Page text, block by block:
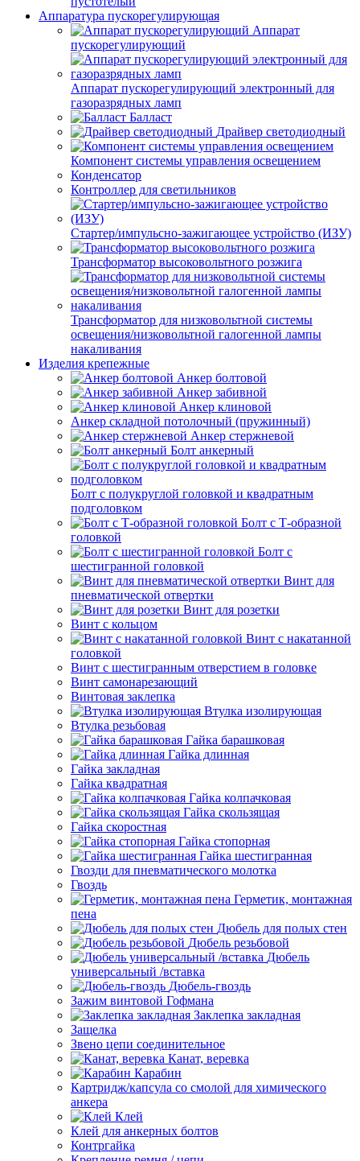
Аппаратура пускорегулирующая
Аппарат
пускорегулирующий
Аппарат пускорегулирующий электронный для
газоразрядных ламп
Балласт
Драйвер светодиодный
Компонент системы управления освещением
Конденсатор
Контроллер для светильников
Стартер/импульсно-зажигающее устройство (ИЗУ)
Трансформатор высоковольтного розжига
Трансформатор для низковольтной системы
освещения/низковольтной галогенной лампы
накаливания
Изделия крепежные
Анкер болтовой
Анкер забивной
Анкер клиновой
Анкер складной потолочный (пружинный)
Анкер стержневой
Болт анкерный
Болт с полукруглой головкой и квадратным
подголовком
Болт с Т-образной
головкой
Болт с
шестигранной головкой
Винт для
пневматической отвертки
Винт для розетки
Винт с кольцом
Винт с накатанной
головкой
Винт с шестигранным отверстием в головке
Винт самонарезающий
Винтовая заклепка
Втулка изолирующая
Втулка резьбовая
Гайка барашковая
Гайка длинная
Гайка закладная
Гайка квадратная
Гайка колпачковая
Гайка скользящая
Гайка скоростная
Гайка стопорная
Гайка шестигранная
Гвозди для пневматического молотка
Гвоздь
Герметик, монтажная
пена
Дюбель для полых стен
Дюбель резьбовой
Дюбель
универсальный /вставка
Дюбель-гвоздь
Зажим винтовой Гофмана
Заклепка закладная
Защелка
Звено цепи соединительное
Канат, веревка
Карабин
Картридж/капсула со смолой для химического
анкера
Клей
Клей для анкерных болтов
Контргайка